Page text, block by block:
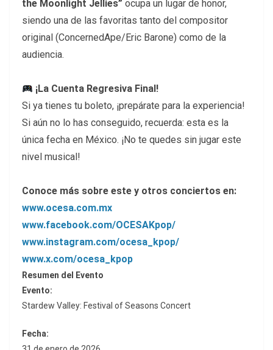
the Moonlight Jellies” ocupa un lugar de honor,
siendo una de las favoritas tanto del compositor
original (ConcernedApe/Eric Barone) como de la
audiencia.
¡La Cuenta Regresiva Final!
Si ya tienes tu boleto, ¡prepárate para la experiencia!
Si aún no lo has conseguido, recuerda: esta es la
única fecha en México. ¡No te quedes sin jugar este
nivel musical!
Conoce más sobre este y otros conciertos en:
www.ocesa.com.mx
www.facebook.com/OCESAKpop/
www.instagram.com/ocesa_kpop/
www.x.com/ocesa_kpop
Resumen del Evento
Evento:
Stardew Valley: Festival of Seasons Concert
Fecha: